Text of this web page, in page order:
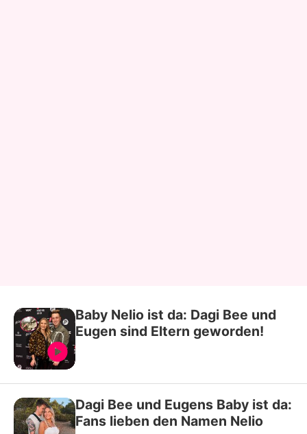
Baby Nelio ist da: Dagi Bee und
Eugen sind Eltern geworden!
Dagi Bee und Eugens Baby ist da:
Fans lieben den Namen Nelio